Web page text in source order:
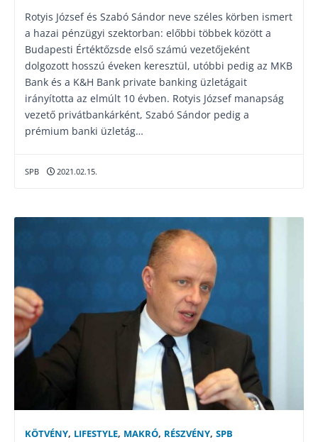
Rotyis József és Szabó Sándor neve széles körben ismert
a hazai pénzügyi szektorban: előbbi többek között a
Budapesti Értéktőzsde első számú vezetőjeként
dolgozott hosszú éveken keresztül, utóbbi pedig az MKB
Bank és a K&H Bank private banking üzletágait
irányította az elmúlt 10 évben. Rotyis József manapság
vezető privátbankárként, Szabó Sándor pedig a
prémium banki üzletág…
SPB 2021.02.15.
KÖTVÉNY, LIFESTYLE, MAKRÓ, RÉSZVÉNY, SPB